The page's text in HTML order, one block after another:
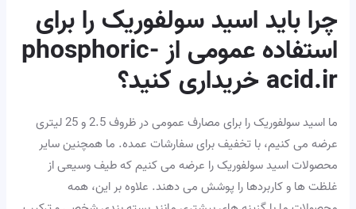
چرا باید اسید سولفوریک را برای
استفاده عمومی از phosphoric-
acid.ir خریداری کنید؟
ما اسید سولفوریک را برای مصارف عمومی در ظروف 2.5 و 25 لیتری
عرضه می کنیم، با تخفیف برای سفارشات عمده. ما همچنین سایر
محصولات اسید سولفوریک را عرضه می کنیم که طیف وسیعی از
غلظت ها و کاربردها را پوشش می دهند. علاوه بر این، همه